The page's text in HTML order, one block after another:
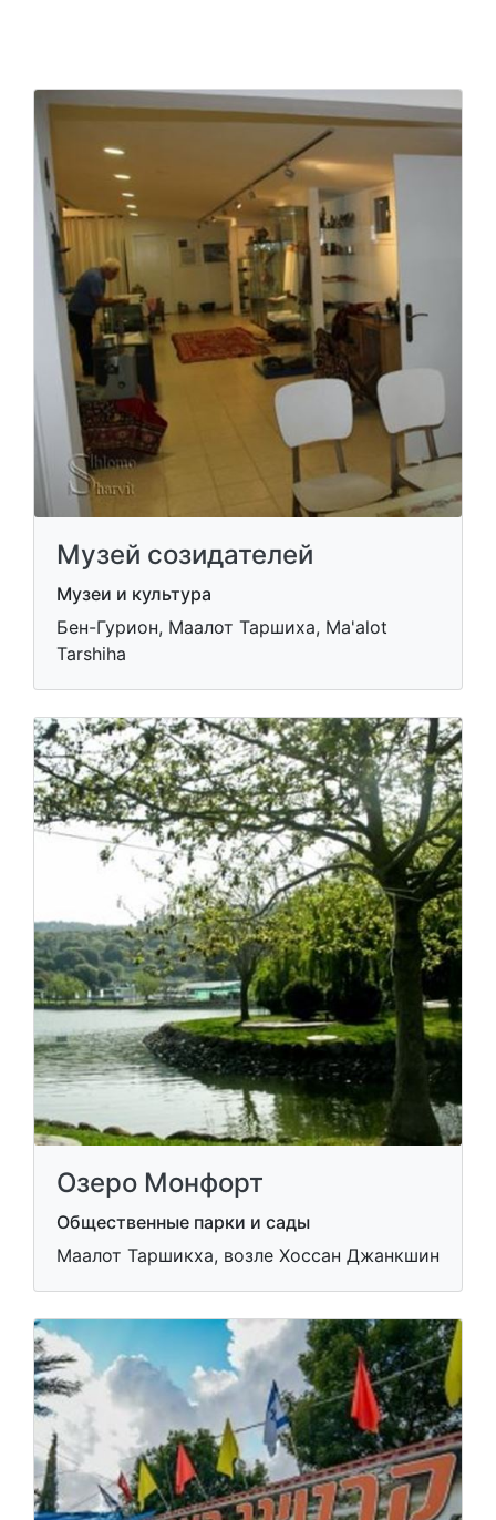
Музей созидателей
Музеи и культура
Бен-Гурион, Маалот Таршиха, Ma'alot
Tarshiha
Озеро Монфорт
Общественные парки и сады
Маалот Таршикха, возле Хоссан Джанкшин